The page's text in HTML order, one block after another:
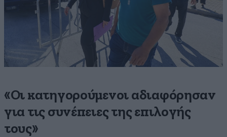
«Οι κατηγορούμενοι αδιαφόρησαν
για τις συνέπειες της επιλογής
τους»